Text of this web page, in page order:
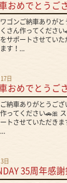
おめでとうご
ゴンご納車ありが
さん作ってくださ
サポートさせてい
す！...
日
おめでとうご
納車ありがとうご
ってください🚗🎀
トさせていただき
日
35周年感